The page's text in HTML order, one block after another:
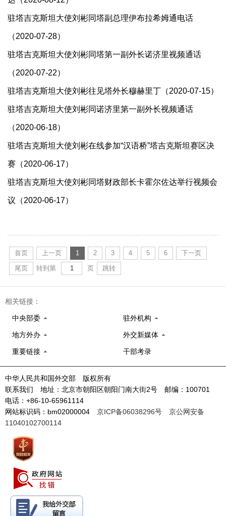
驻塔吉克斯坦大使刘彬同塔副总理伊布拉希姆通电话
（2020-07-28）
驻塔吉克斯坦大使刘彬同塔第一副外长诺济里视频通话
（2020-07-22）
驻塔吉克斯坦大使刘彬往见塔外长穆赫里丁（2020-07-15）
驻塔吉克斯坦大使刘彬同诺济里第一副外长视频通话
（2020-06-18）
驻塔吉克斯坦大使刘彬在线参加“汉语桥”塔吉克斯坦赛区决
赛（2020-06-17）
驻塔吉克斯坦大使刘彬同塔财政部长卡霍尔佐达举行视频会
议（2020-06-17）
首页 上一页 1 2 3 4 5 6
下一页
尾页
转到第 页 跳转
相关链接：
中央部委 驻外机构
地方外办 外交新媒体
重要链接 干部考录
中华人民共和国外交部 版权所有
联系我们 地址：北京市朝阳区朝阳门南大街2号 邮编：100701
电话：+86-10-65961114
网站标识码：bm02000004 京ICP备06038296号
京公网安备
11040102700114